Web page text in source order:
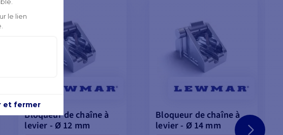
Bloqueur de chaîne à
levier - Ø 12 mm
Bloqueur de chaîne à
levier - Ø 14 mm